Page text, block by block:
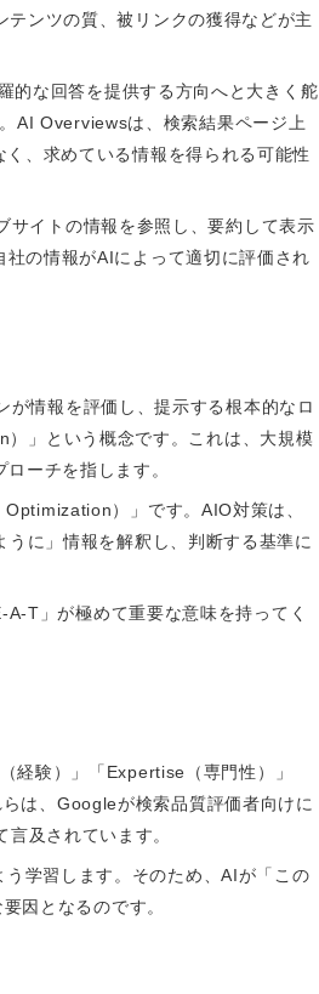
ンツの質、被リンクの獲得などが主
的な回答を提供する方向へと大きく舵
AI Overviewsは、検索結果ページ上
、求めている情報を得られる可能性
サイトの情報を参照し、要約して表示
の情報がAIによって適切に評価され
情報を評価し、提示する根本的なロ
」という概念です。これは、大規模
ーチを指します。
）」です。AIO対策は、
に」情報を解釈し、判断する基準に
T」が極めて重要な意味を持ってく
経験）」「Expertise（専門性）」
は、Googleが検索品質評価者向けに
及されています。
学習します。そのため、AIが「この
因となるのです。